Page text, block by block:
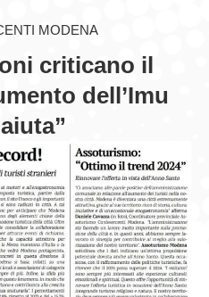
MODENA
criticano il
dell’Imu